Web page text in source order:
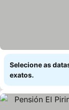
Selecione as
exatos.